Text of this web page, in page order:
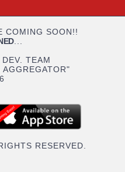
COMING SOON!!
...
TEAM
RESERVED.